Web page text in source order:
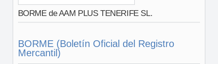
BORME de AAM PLUS TENERIFE SL.
BORME (Boletín Oficial del Registro
Mercantil)